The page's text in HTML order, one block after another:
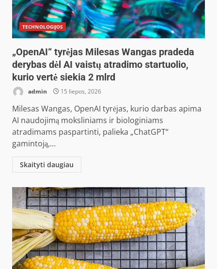
TECHNOLOGIJOS
„OpenAI“ tyrėjas Milesas Wangas pradeda
derybas dėl AI vaistų atradimo startuolio,
kurio vertė siekia 2 mlrd
admin 15 liepos, 2026
Milesas Wangas, OpenAI tyrėjas, kurio darbas apima
AI naudojimą moksliniams ir biologiniams
atradimams paspartinti, palieka „ChatGPT“
gamintoją,...
Skaityti daugiau